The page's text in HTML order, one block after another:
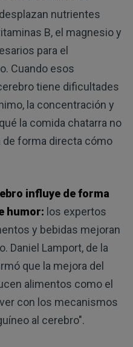
nutrientes
B, el magnesio y
para el
Cuando esos
tiene dificultades
la concentración y
la comida chatarra no
forma directa cómo
influye de forma
humor: los expertos
y bebidas mejoran
Daniel Lamport, de la
que la mejora del
alimentos como el
con los mecanismos
al cerebro".